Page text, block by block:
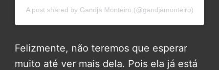
A post shared by Gandja Monteiro (@gandjamonteiro)
Felizmente, não teremos que esperar
muito até ver mais dela. Pois ela já está